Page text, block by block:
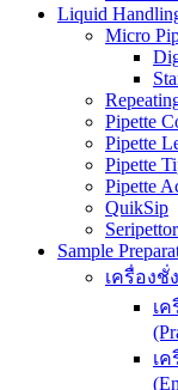
Liquid
Micro
Pipette
Pipette
Pipette
Pipette
QuikSip
Sample
เครื่องชั่
เค
เค